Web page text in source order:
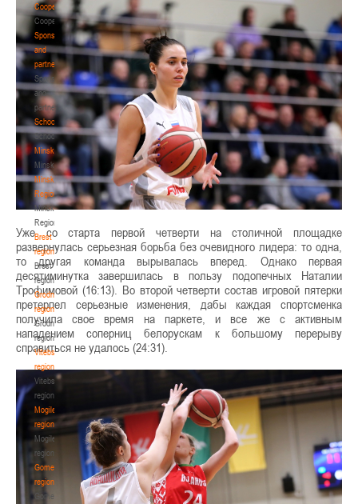
Cooperation
Cooperation
Sponsors
and
partners
Sponsors
and
partners
Schools
Schools
Minsk
Minsk
Minsk
Region
Minsk
Region
Brest
region
Brest
region
Grodno
region
Grodno
region
Vitebsk
region
Vitebsk
region
Mogilev
region
Mogilev
region
Gomel
region
Gomel
Уже со старта первой четверти на столичной площадке
развернулась серьезная борьба без очевидного лидера: то одна,
то другая команда вырывалась вперед. Однако первая
десятиминутка завершилась в пользу подопечных Наталии
Трофимовой (16:13). Во второй четверти состав игровой пятерки
претерпел серьезные изменения, дабы каждая спортсменка
получила свое время на паркете, и все же с активным
нападением соперниц белорускам к большому перерыву
справиться не удалось (24:31).